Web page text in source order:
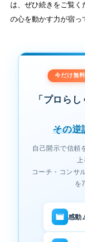
は、ぜひ続きをご覧
の心を動かす力が宿っ
今だけ無料
「プロら
その逆
自己開示で信頼
上
コーチ・コンサ
を
感動